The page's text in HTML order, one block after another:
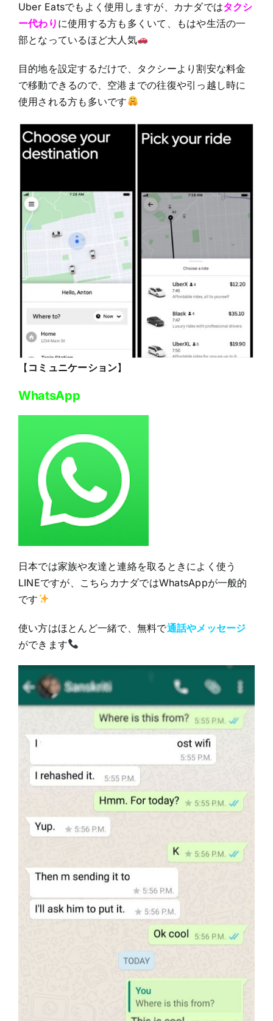
Uber Eatsでもよく使用しますが、カナダではタクシ
ー代わり に使用する方も多くいて、もはや生活の一
部となっているほど大人気
目的地を設定するだけで、タクシーより割安な料金
で移動できるので、空港までの往復や引っ越し時に
使用される方も多いです
【 コミュニケーション】
WhatsApp
日本では家族や友達と連絡を取るときによく使う
LINEですが、こちらカナダではWhatsAppが一般的
です
使い方はほとんど一緒で、無料で通話やメッセージ
ができます